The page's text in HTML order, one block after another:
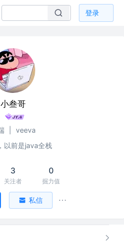
登录
小叁哥
veeva
以前是java全栈
3
关注者
0
掘力值
私信